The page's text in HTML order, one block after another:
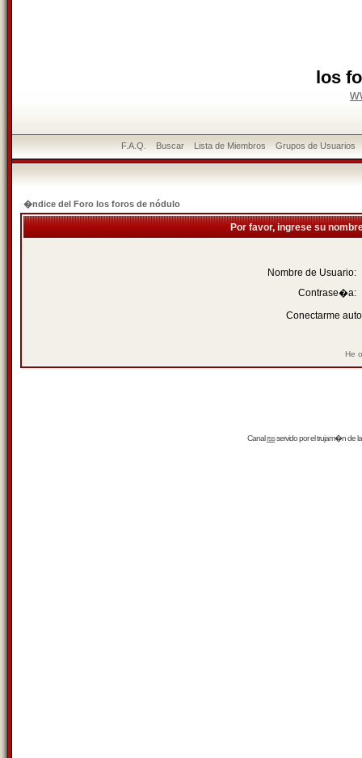
los
F.A.Q. Buscar Lista de Miembros Grupos de Usuarios
�ndice del Foro los foros de nódulo
Por favor, ingrese su
Nombre de Usuario:
Contrase�a:
Conectarme
He
Canalrssservido por eltrujam�nde